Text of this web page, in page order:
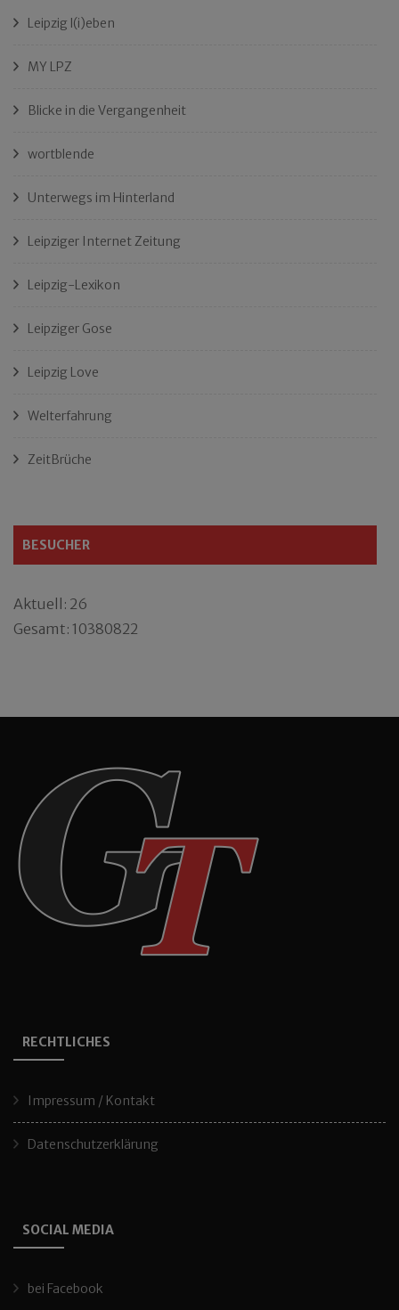
Leipzig l(i)eben
MY LPZ
Blicke in die Vergangenheit
wortblende
Unterwegs im Hinterland
Leipziger Internet Zeitung
Leipzig-Lexikon
Leipziger Gose
Leipzig Love
Welterfahrung
ZeitBrüche
BESUCHER
Aktuell: 26
Gesamt: 10380822
RECHTLICHES
Impressum / Kontakt
Datenschutzerklärung
SOCIAL MEDIA
bei Facebook